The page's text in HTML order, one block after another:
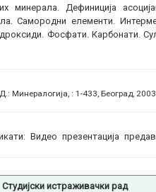
минерала. Дефиниција
Самородни елементи.
Фосфати. Карбонати.
Минералогија, : 1-433, Београд,
Видео презентација
Студијски истраживачки рад